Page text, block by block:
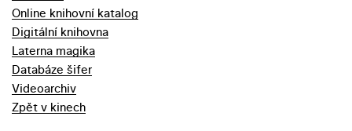
Online knihovní katalog
Digitální knihovna
Laterna magika
Databáze šifer
Videoarchiv
Zpět v kinech